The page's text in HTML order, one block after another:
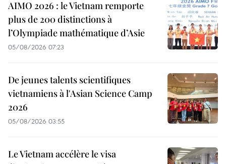
AIMO 2026 : le Vietnam remporte
plus de 200 distinctions à
l’Olympiade mathématique d’Asie
05/08/2026 07:23
De jeunes talents scientifiques
vietnamiens à l'Asian Science Camp
2026
05/08/2026 03:55
Le Vietnam accélère le visa